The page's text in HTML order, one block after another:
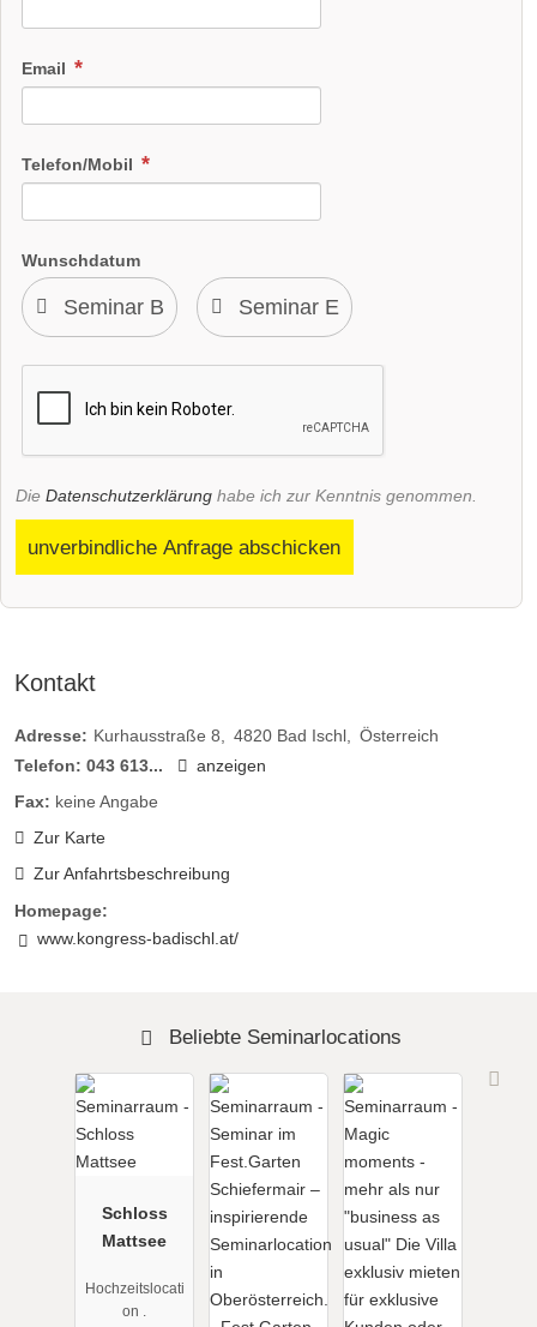
Email
Telefon/Mobil
Wunschdatum
Die Datenschutzerklärung habe ich zur Kenntnis genommen.
unverbindliche Anfrage abschicken
Kontakt
Adresse: Kurhausstraße 8 4820 Bad Ischl
Österreich
Telefon: 043 613...
anzeigen
Fax: keine Angabe
Zur Karte
Zur Anfahrtsbeschreibung
Homepage:
www.kongress-badischl.at/
Beliebte Seminarlocations
Schloss
Mattsee
Hochzeitslocati
on .